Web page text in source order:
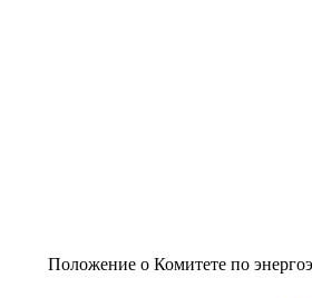
Положение о Комитете по